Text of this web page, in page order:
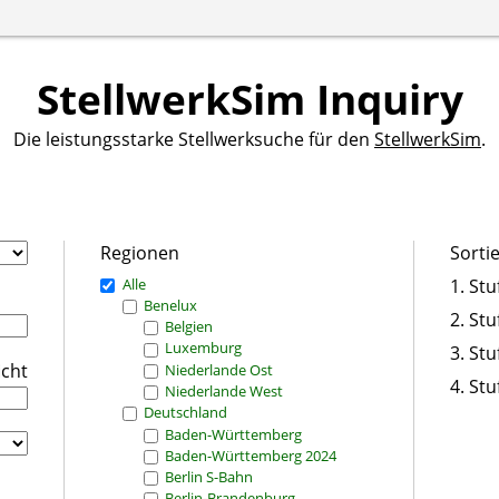
StellwerkSim Inquiry
Die leistungsstarke Stellwerksuche für den StellwerkSim.
Regionen
Alle
Benelux
Belgien
Luxemburg
Niederlande Ost
Niederlande West
Deutschland
Baden-Württemberg
Baden-Württemberg 2024
Berlin S-Bahn
1.
2.
3.
4.